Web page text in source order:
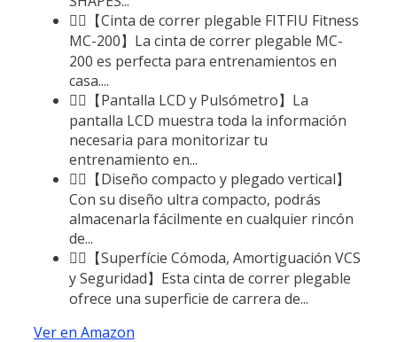
🏃‍♂️【Cinta de correr plegable FITFIU Fitness
MC-200】La cinta de correr plegable MC-
200 es perfecta para entrenamientos en
casa....
🏃‍♂️【Pantalla LCD y Pulsómetro】La
pantalla LCD muestra toda la información
necesaria para monitorizar tu
entrenamiento en...
🏃‍♂️【Diseño compacto y plegado vertical】
Con su diseño ultra compacto, podrás
almacenarla fácilmente en cualquier rincón
de...
🏃‍♂️【Superfície Cómoda, Amortiguación VCS
y Seguridad】Esta cinta de correr plegable
ofrece una superficie de carrera de...
Ver en Amazon